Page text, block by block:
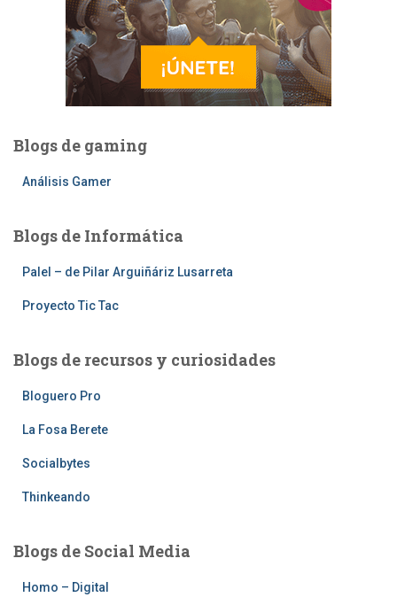
Blogs de gaming
Análisis Gamer
Blogs de Informática
Palel – de Pilar Arguiñáriz Lusarreta
Proyecto Tic Tac
Blogs de recursos y curiosidades
Bloguero Pro
La Fosa Berete
Socialbytes
Thinkeando
Blogs de Social Media
Homo – Digital